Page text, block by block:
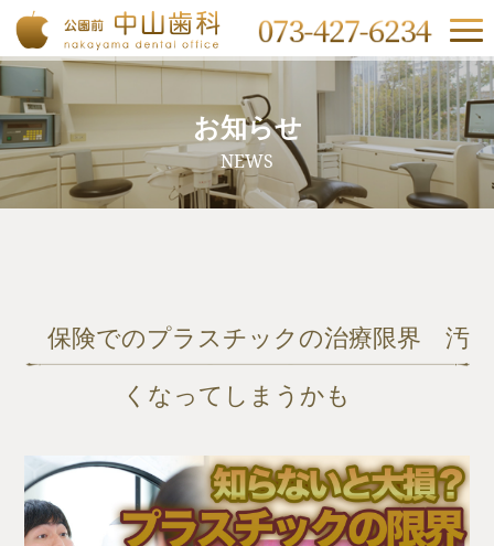
お知らせ
NEWS
保険でのプラスチックの治療限界 汚
くなってしまうかも